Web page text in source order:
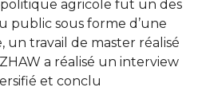
politique agricole fut un des
public sous forme d’une
un travail de master réalisé
a réalisé un interview
et conclu